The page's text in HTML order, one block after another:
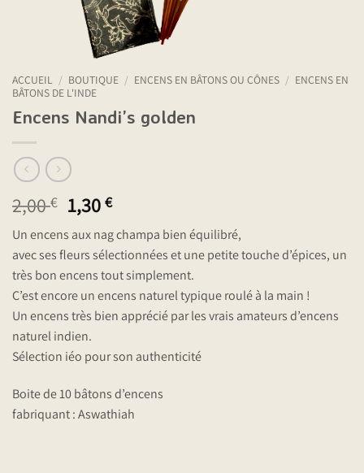
ACCUEIL / BOUTIQUE / ENCENS EN BÂTONS OU CÔNES / ENCENS EN
BÂTONS DE L'INDE
Encens Nandi’s golden
2,00€ Le
prix
initial
était :
2,00 €.
1,30€Le
prix
actuel
est :
1,30 €.
Un encens aux nag champa bien équilibré,
avec ses fleurs sélectionnées et une petite touche d’épices, un
très bon encens tout simplement.
C’est encore un encens naturel typique roulé à la main !
Un encens très bien apprécié par les vrais amateurs d’encens
naturel indien.
Sélection iéo pour son authenticité
Boite de 10 bâtons d’encens
fabriquant : Aswathiah